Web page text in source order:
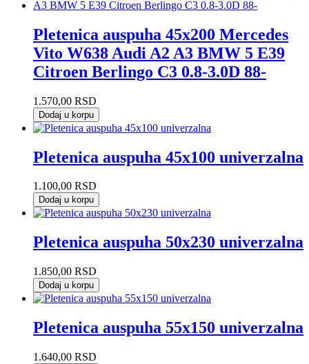
Pletenica auspuha 45x200 Mercedes
Vito W638 Audi A2 A3 BMW 5 E39
Citroen Berlingo C3 0.8-3.0D 88-
1.570,00 RSD
Dodaj u korpu
Pletenica auspuha 45x100 univerzalna
1.100,00 RSD
Dodaj u korpu
Pletenica auspuha 50x230 univerzalna
1.850,00 RSD
Dodaj u korpu
Pletenica auspuha 55x150 univerzalna
1.640,00 RSD